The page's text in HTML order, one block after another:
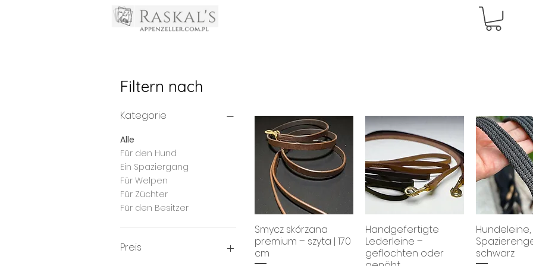
Filtern nach
Kategorie
Alle
Für den Hund
Ein Spaziergang
Für Welpen
Für Züchter
Für den Besitzer
Preis
Smycz skórzana
premium – szyta | 170
cm
Handgefertigte
Lederleine –
geflochten oder
Hundeleine,
schwarz